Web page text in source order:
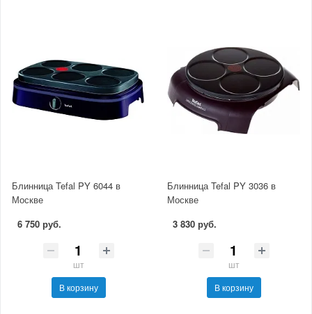
Блинница Tefal PY 6044 в
Москве
6 750 руб.
шт
В корзину
Блинница Tefal PY 3036 в
Москве
3 830 руб.
шт
В корзину